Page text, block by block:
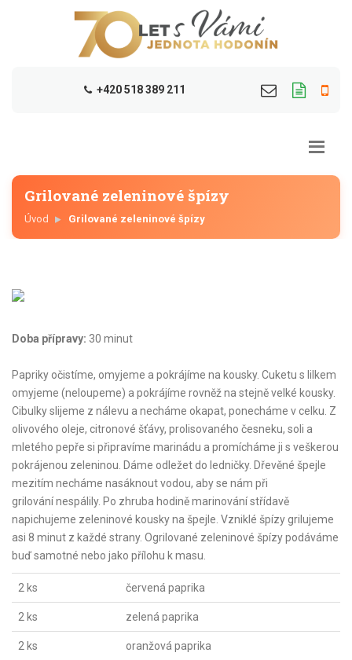
+420 518 389 211
Grilované zeleninové špízy
Úvod Grilované zeleninové špízy
Doba přípravy: 30 minut
Papriky očistíme, omyjeme a pokrájíme na kousky. Cuketu s lilkem
omyjeme (neloupeme) a pokrájíme rovněž na stejně velké kousky.
Cibulky slijeme z nálevu a necháme okapat, ponecháme v celku. Z
olivového oleje, citronové šťávy, prolisovaného česneku, soli a
mletého pepře si připravíme marinádu a promícháme ji s veškerou
pokrájenou zeleninou. Dáme odležet do ledničky. Dřevěné špejle
mezitím necháme nasáknout vodou, aby se nám při
grilování nespálily. Po zhruba hodině marinování střídavě
napichujeme zeleninové kousky na špejle. Vzniklé špízy grilujeme
asi 8 minut z každé strany. Ogrilované zeleninové špízy podáváme
buď samotné nebo jako přílohu k masu.
2 ks červená paprika
2 ks zelená paprika
2 ks oranžová paprika